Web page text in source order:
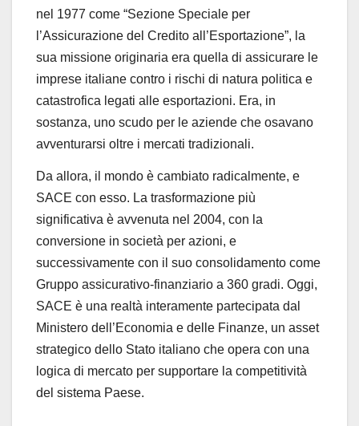
nel 1977 come “Sezione Speciale per
l’Assicurazione del Credito all’Esportazione”, la
sua missione originaria era quella di assicurare le
imprese italiane contro i rischi di natura politica e
catastrofica legati alle esportazioni. Era, in
sostanza, uno scudo per le aziende che osavano
avventurarsi oltre i mercati tradizionali.
Da allora, il mondo è cambiato radicalmente, e
SACE con esso. La trasformazione più
significativa è avvenuta nel 2004, con la
conversione in società per azioni, e
successivamente con il suo consolidamento come
Gruppo assicurativo-finanziario a 360 gradi. Oggi,
SACE è una realtà interamente partecipata dal
Ministero dell’Economia e delle Finanze, un asset
strategico dello Stato italiano che opera con una
logica di mercato per supportare la competitività
del sistema Paese.